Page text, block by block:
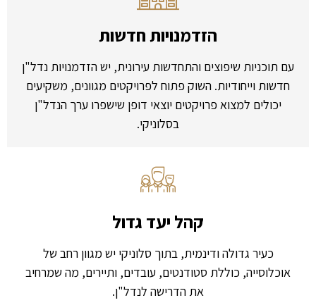
הזדמנויות חדשות
עם תוכניות שיפוצים והתחדשות עירונית, יש הזדמנויות נדל"ן
חדשות וייחודיות. השוק פתוח לפרויקטים מגוונים, משקיעים
יכולים למצוא פרויקטים יוצאי דופן שישפרו ערך הנדל"ן
בסלוניקי.
קהל יעד גדול
כעיר גדולה ודינמית, בתוך סלוניקי יש מגוון רחב של
אוכלוסייה, כוללת סטודנטים, עובדים, ותיירים, מה שמרחיב
את הדרישה לנדל"ן.